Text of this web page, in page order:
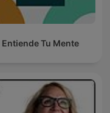
Entiende Tu Mente